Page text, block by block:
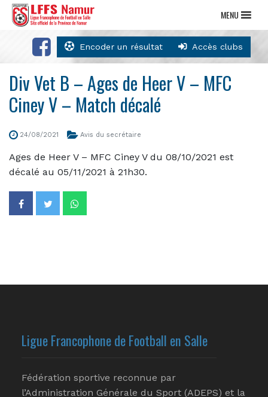
Encoder un résultat Accès clubs
MENU
Div Vet B – Ages de Heer V – MFC
Ciney V – Match décalé
24/08/2021 Avis du secrétaire
Ages de Heer V – MFC Ciney V du 08/10/2021 est
décalé au 05/11/2021 à 21h30.
Ligue Francophone de Football en Salle
Fédération sportive reconnue par
l’Administration Générale du Sport (ADEPS) et la